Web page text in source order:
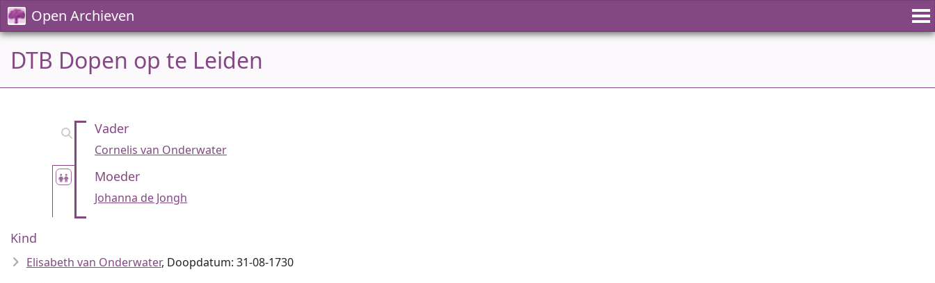
Open Archieven
DTB Dopen op te Leiden
Vader
Cornelis van Onderwater
Moeder
Johanna de Jongh
Kind
Elisabeth van Onderwater, Doopdatum: 31-08-1730